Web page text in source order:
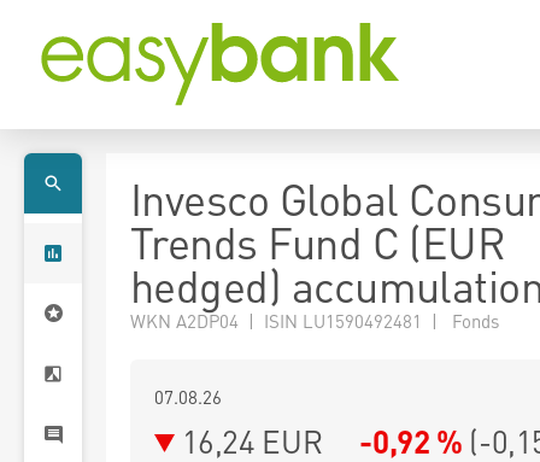
Invesco Global
Trends Fund C (EUR
hedged)
WKN A2DP04 | ISIN LU1590492481 | Fonds
07.08.26
16,24 EUR -0,92 % (-